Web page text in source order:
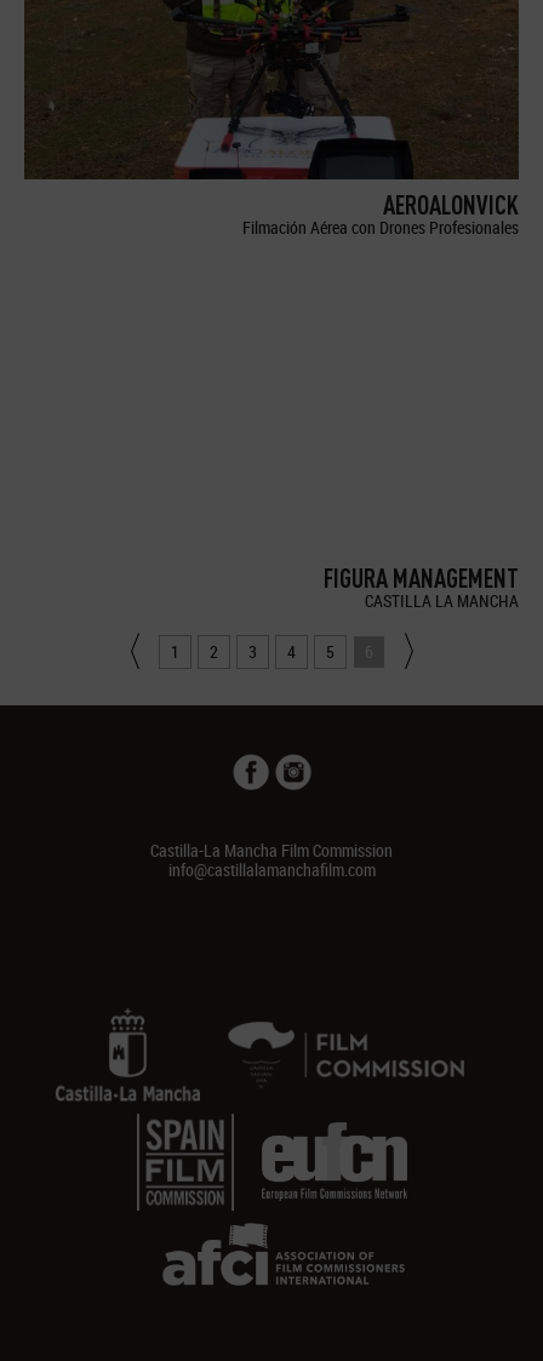
AEROALONVICK
Filmación Aérea con Drones Profesionales
FIGURA MANAGEMENT
CASTILLA LA MANCHA
1 2 3 4 5 6
Castilla-La Mancha Film Commission
info@castillalamanchafilm.com